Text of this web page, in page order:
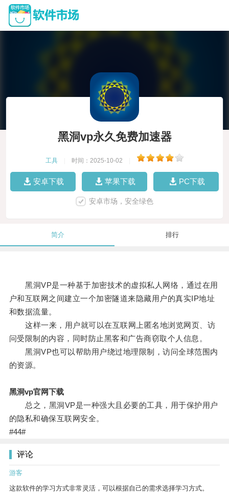
黑洞vp永久免费加速器
工具 时间：2025-10-02
安卓下载 苹果下载 PC下载
安卓市场，安全绿色
简介 排行
黑洞VP是一种基于加密技术的虚拟私人网络，通过在用
户和互联网之间建立一个加密隧道来隐藏用户的真实IP地址
和数据流量。
这样一来，用户就可以在互联网上匿名地浏览网页、访
问受限制的内容，同时防止黑客和广告商窃取个人信息。
黑洞VP也可以帮助用户绕过地理限制，访问全球范围内
的资源。
黑洞vp官网下载
总之，黑洞VP是一种强大且必要的工具，用于保护用户
的隐私和确保互联网安全。
#44#
评论
游客
这款软件的学习方式非常灵活，可以根据自己的需求选择学习方式。